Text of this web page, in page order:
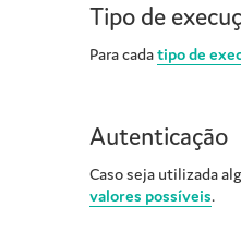
Tipo de
Para cadatipo de
Autenticação
Caso seja utilizada
valores possíveis.